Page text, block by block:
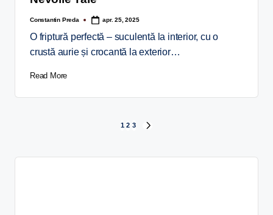
Constantin Preda apr. 25, 2025
O friptură perfectă – suculentă la interior, cu o
crustă aurie și crocantă la exterior…
Read More
1 2 3